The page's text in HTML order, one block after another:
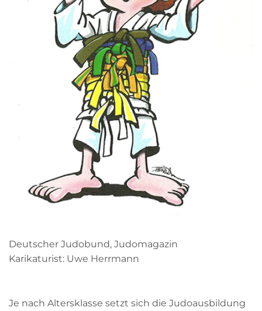
Deutscher Judobund, Judomagazin
Karikaturist: Uwe Herrmann
Je nach Altersklasse setzt sich die Judoausbildung